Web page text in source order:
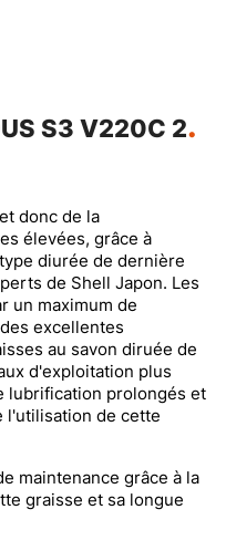
S3 V220C 2
donc de la
élevées, grâce à
diurée de dernière
de Shell Japon. Les
un maximum de
excellentes
au savon diruée de
d'exploitation plus
lubrification prolongés et
l'utilisation de cette
maintenance grâce à la
graisse et sa longue